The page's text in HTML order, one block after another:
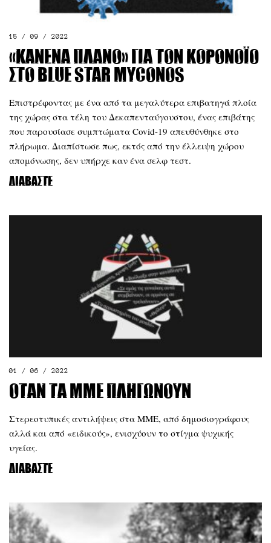
15 / 09 / 2022
«Κανένα πλάνο» για τον κορονοϊό
στο Blue Star Myconos
Επιστρέφοντας με ένα από τα μεγαλύτερα επιβατηγά πλοία
της χώρας στα τέλη του Δεκαπενταύγουστου, ένας επιβάτης
που παρουσίασε συμπτώματα Covid-19 απευθύνθηκε στο
πλήρωμα. Διαπίστωσε πως, εκτός από την έλλειψη χώρου
απομόνωσης, δεν υπήρχε καν ένα σελφ τεστ.
Διαβάστε
01 / 06 / 2022
Όταν τα ΜΜΕ πληγώνουν
Στερεοτυπικές αντιλήψεις στα ΜΜΕ, από δημοσιογράφους
αλλά και από «ειδικούς», ενισχύουν το στίγμα ψυχικής
υγείας.
Διαβάστε